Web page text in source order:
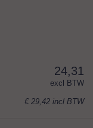
24,31
excl BTW
€ 29,42 incl BTW